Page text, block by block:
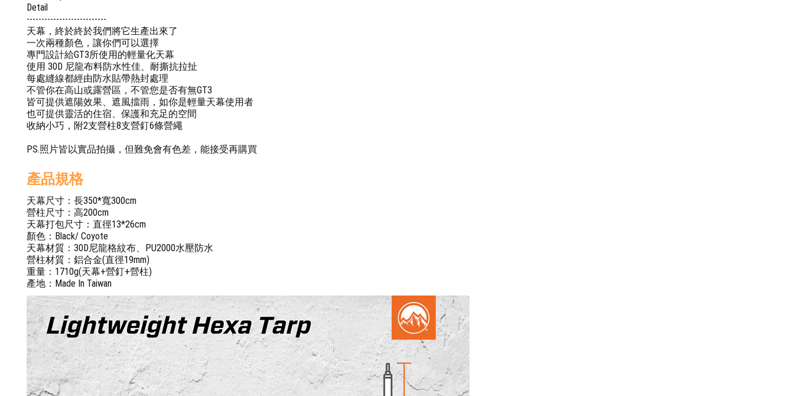
Detail
---------------------------
天幕，終於終於我們將它生產出來了
一次兩種顏色，讓你們可以選擇
專門設計給GT3所使用的輕量化天幕
使用 30D 尼龍布料防水性佳、耐撕抗拉扯
每處縫線都經由防水貼帶熱封處理
不管你在高山或露營區，不管您是否有無GT3
皆可提供遮陽效果、遮風擋雨，如你是輕量天幕使用者
也可提供靈活的住宿、保護和充足的空間
收納小巧，附2支營柱8支營釘6條營繩
PS.照片皆以實品拍攝，但難免會有色差，能接受再購買
產品規格
天幕尺寸：長350*寬300cm
營柱尺寸：高200cm
天幕打包尺寸：直徑13*26cm
顏色：Black/ Coyote
天幕材質：30D尼龍格紋布、PU2000水壓防水
營柱材質：鋁合金(直徑19mm)
重量：1710g(天幕+營釘+營柱)
產地：Made In Taiwan